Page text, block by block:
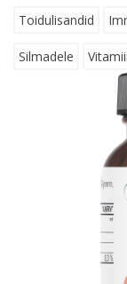
Toidulisandid
Silmadele